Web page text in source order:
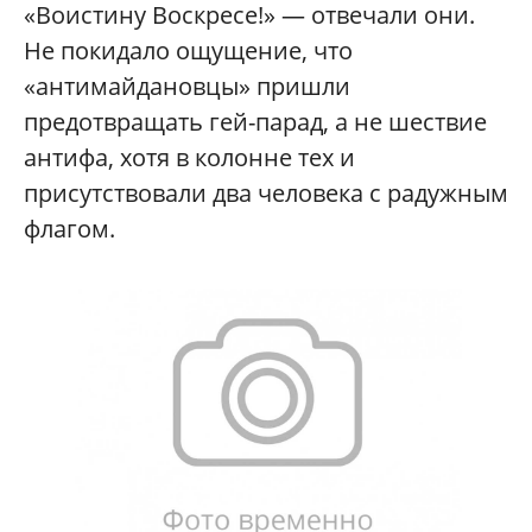
«Воистину Воскресе!» — отвечали они.
Не покидало ощущение, что
«антимайдановцы» пришли
предотвращать гей-парад, а не шествие
антифа, хотя в колонне тех и
присутствовали два человека с радужным
флагом.